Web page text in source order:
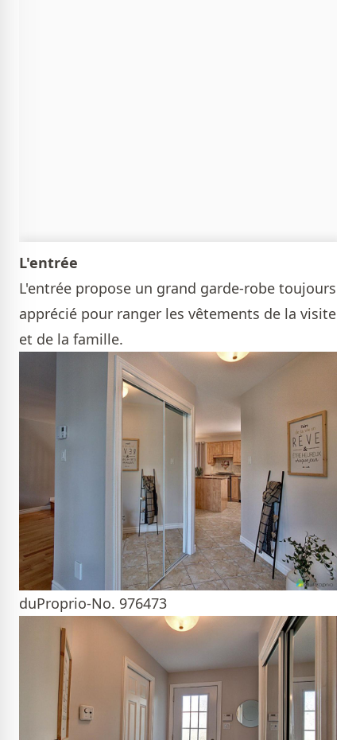
L'entrée
L'entrée propose un grand garde-robe toujours
apprécié pour ranger les vêtements de la visite
et de la famille.
duProprio-No. 976473